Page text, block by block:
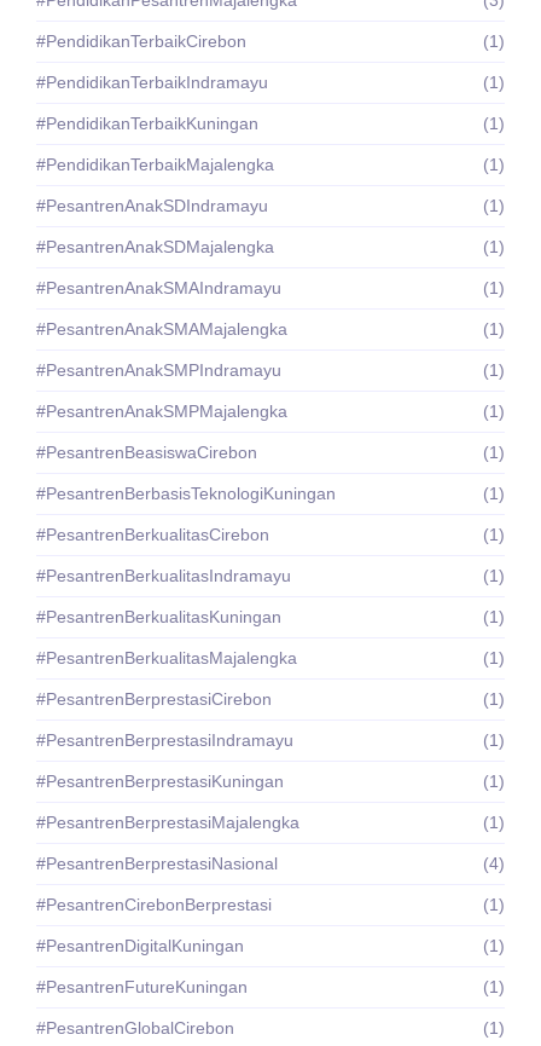
#PendidikanTerbaikCirebon (1)
#PendidikanTerbaikIndramayu (1)
#PendidikanTerbaikKuningan (1)
#PendidikanTerbaikMajalengka (1)
#PesantrenAnakSDIndramayu (1)
#PesantrenAnakSDMajalengka (1)
#PesantrenAnakSMAIndramayu (1)
#PesantrenAnakSMAMajalengka (1)
#PesantrenAnakSMPIndramayu (1)
#PesantrenAnakSMPMajalengka (1)
#PesantrenBeasiswaCirebon (1)
#PesantrenBerbasisTeknologiKuningan (1)
#PesantrenBerkualitasCirebon (1)
#PesantrenBerkualitasIndramayu (1)
#PesantrenBerkualitasKuningan (1)
#PesantrenBerkualitasMajalengka (1)
#PesantrenBerprestasiCirebon (1)
#PesantrenBerprestasiIndramayu (1)
#PesantrenBerprestasiKuningan (1)
#PesantrenBerprestasiMajalengka (1)
#PesantrenBerprestasiNasional (4)
#PesantrenCirebonBerprestasi (1)
#PesantrenDigitalKuningan (1)
#PesantrenFutureKuningan (1)
#PesantrenGlobalCirebon (1)